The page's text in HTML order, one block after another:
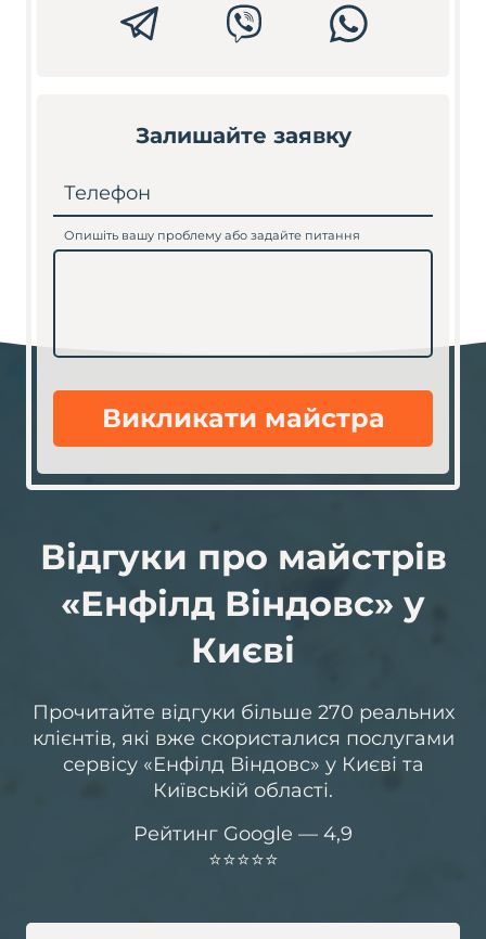
Залишайте заявку
Телефон
Опишіть вашу проблему або задайте питання
Викликати майстра
Відгуки про майстрів
«Енфілд Віндовс» у
Києві
Прочитайте відгуки більше 270 реальних
клієнтів, які вже скористалися послугами
сервісу «Енфілд Віндовс» у Києві та
Київській області.
Рейтинг Google — 4,9
⭐️⭐️⭐️⭐️⭐️